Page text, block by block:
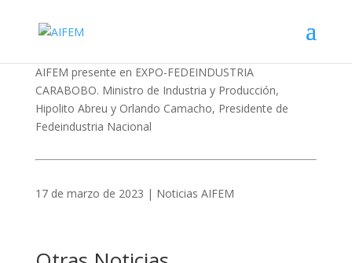
AIFEM presente en EXPO-FEDEINDUSTRIA
CARABOBO. Ministro de Industria y Producción,
Hipolito Abreu y Orlando Camacho, Presidente de
Fedeindustria Nacional
17 de marzo de 2023 | Noticias AIFEM